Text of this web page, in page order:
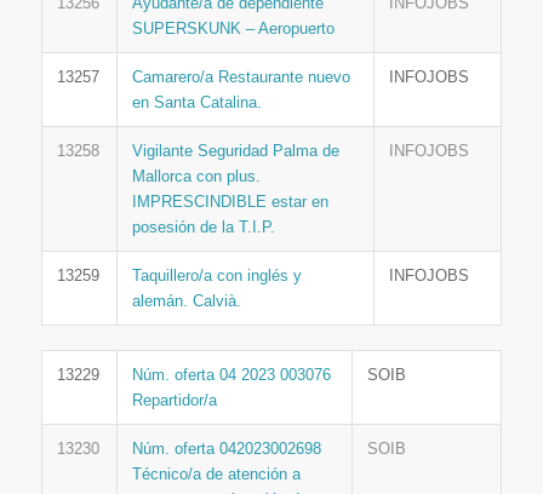
SUPERSKUNK – Aeropuerto
13257
Camarero/a Restaurante nuevo
en Santa Catalina.
INFOJOBS
13258
Vigilante Seguridad Palma de
Mallorca con plus.
IMPRESCINDIBLE estar en
posesión de la T.I.P.
INFOJOBS
13259
Taquillero/a con inglés y
alemán. Calvià.
INFOJOBS
13229
Núm. oferta 04 2023 003076
Repartidor/a
SOIB
13230
Núm. oferta 042023002698
Técnico/a de atención a
SOIB